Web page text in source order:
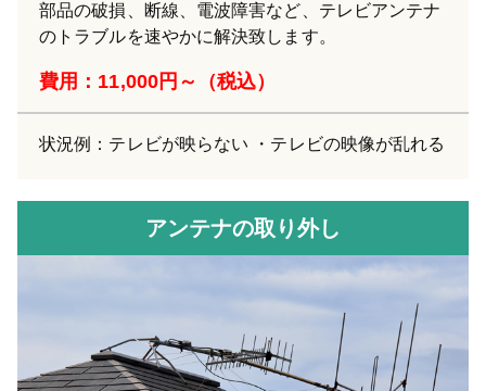
部品の破損、断線、電波障害など、テレビアンテナ
のトラブルを速やかに解決致します。
費用：11,000円～（税込）
状況例：テレビが映らない ・テレビの映像が乱れる
アンテナの取り外し